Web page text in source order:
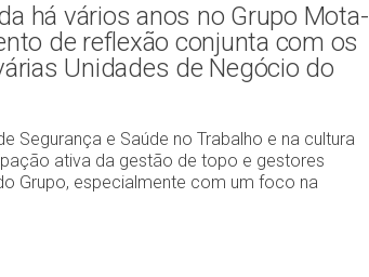
há vários anos no Grupo Mota-
de reflexão conjunta com os
Unidades de Negócio do
Segurança e Saúde no Trabalho e na cultura
ativa da gestão de topo e gestores
Grupo, especialmente com um foco na